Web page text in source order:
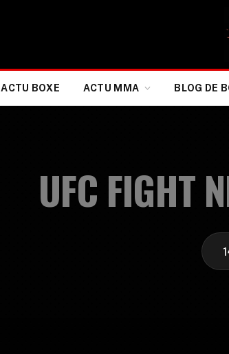
ACTU BOXE ACTU MMA BLOG DE
UFC FIGHT